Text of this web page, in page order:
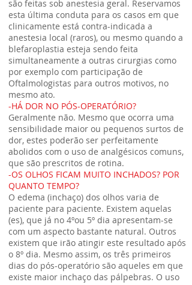
são feitas sob anestesia geral. Reservamos
esta última conduta para os casos em que
clinicamente está contra-indicada a
anestesia local (raros), ou mesmo quando a
blefaroplastia esteja sendo feita
simultaneamente a outras cirurgias como
por exemplo com participação de
Oftalmologistas para outros motivos, no
mesmo ato.
-HÁ DOR NO PÓS-OPERATÓRIO?
Geralmente não. Mesmo que ocorra uma
sensibilidade maior ou pequenos surtos de
dor, estes poderão ser perfeitamente
abolidos com o uso de analgésicos comuns,
que são prescritos de rotina.
-OS OLHOS FICAM MUITO INCHADOS? POR
QUANTO TEMPO?
O edema (inchaço) dos olhos varia de
paciente para paciente. Existem aquelas
(es), que já no 4ºou 5º dia apresentam-se
com um aspecto bastante natural. Outros
existem que irão atingir este resultado após
o 8º dia. Mesmo assim, os três primeiros
dias do pós-operatório são aqueles em que
existe maior inchaço das pálpebras. O uso